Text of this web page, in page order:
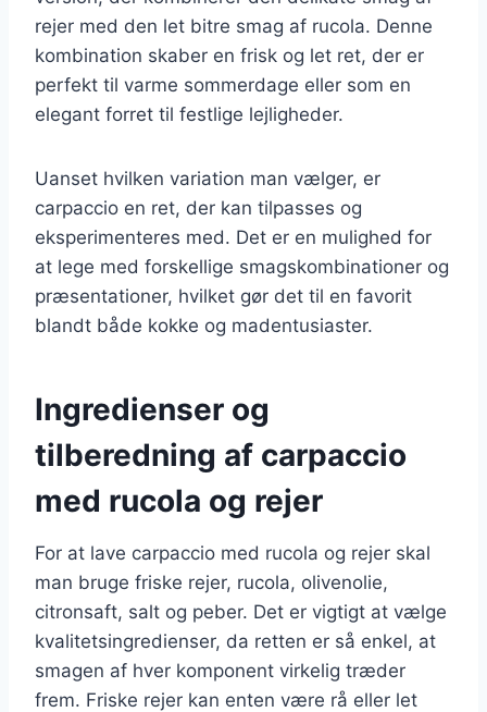
rejer med den let bitre smag af rucola. Denne
kombination skaber en frisk og let ret, der er
perfekt til varme sommerdage eller som en
elegant forret til festlige lejligheder.
Uanset hvilken variation man vælger, er
carpaccio en ret, der kan tilpasses og
eksperimenteres med. Det er en mulighed for
at lege med forskellige smagskombinationer og
præsentationer, hvilket gør det til en favorit
blandt både kokke og madentusiaster.
Ingredienser og
tilberedning af carpaccio
med rucola og rejer
For at lave carpaccio med rucola og rejer skal
man bruge friske rejer, rucola, olivenolie,
citronsaft, salt og peber. Det er vigtigt at vælge
kvalitetsingredienser, da retten er så enkel, at
smagen af hver komponent virkelig træder
frem. Friske rejer kan enten være rå eller let